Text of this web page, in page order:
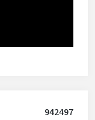
942497